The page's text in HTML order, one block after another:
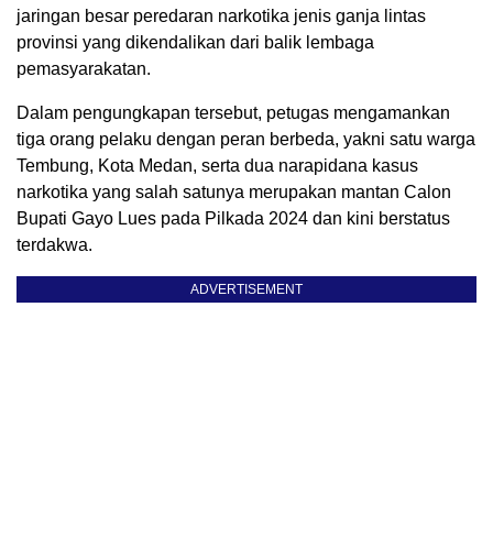
jaringan besar peredaran narkotika jenis ganja lintas
provinsi yang dikendalikan dari balik lembaga
pemasyarakatan.
Dalam pengungkapan tersebut, petugas mengamankan
tiga orang pelaku dengan peran berbeda, yakni satu warga
Tembung, Kota Medan, serta dua narapidana kasus
narkotika yang salah satunya merupakan mantan Calon
Bupati Gayo Lues pada Pilkada 2024 dan kini berstatus
terdakwa.
ADVERTISEMENT